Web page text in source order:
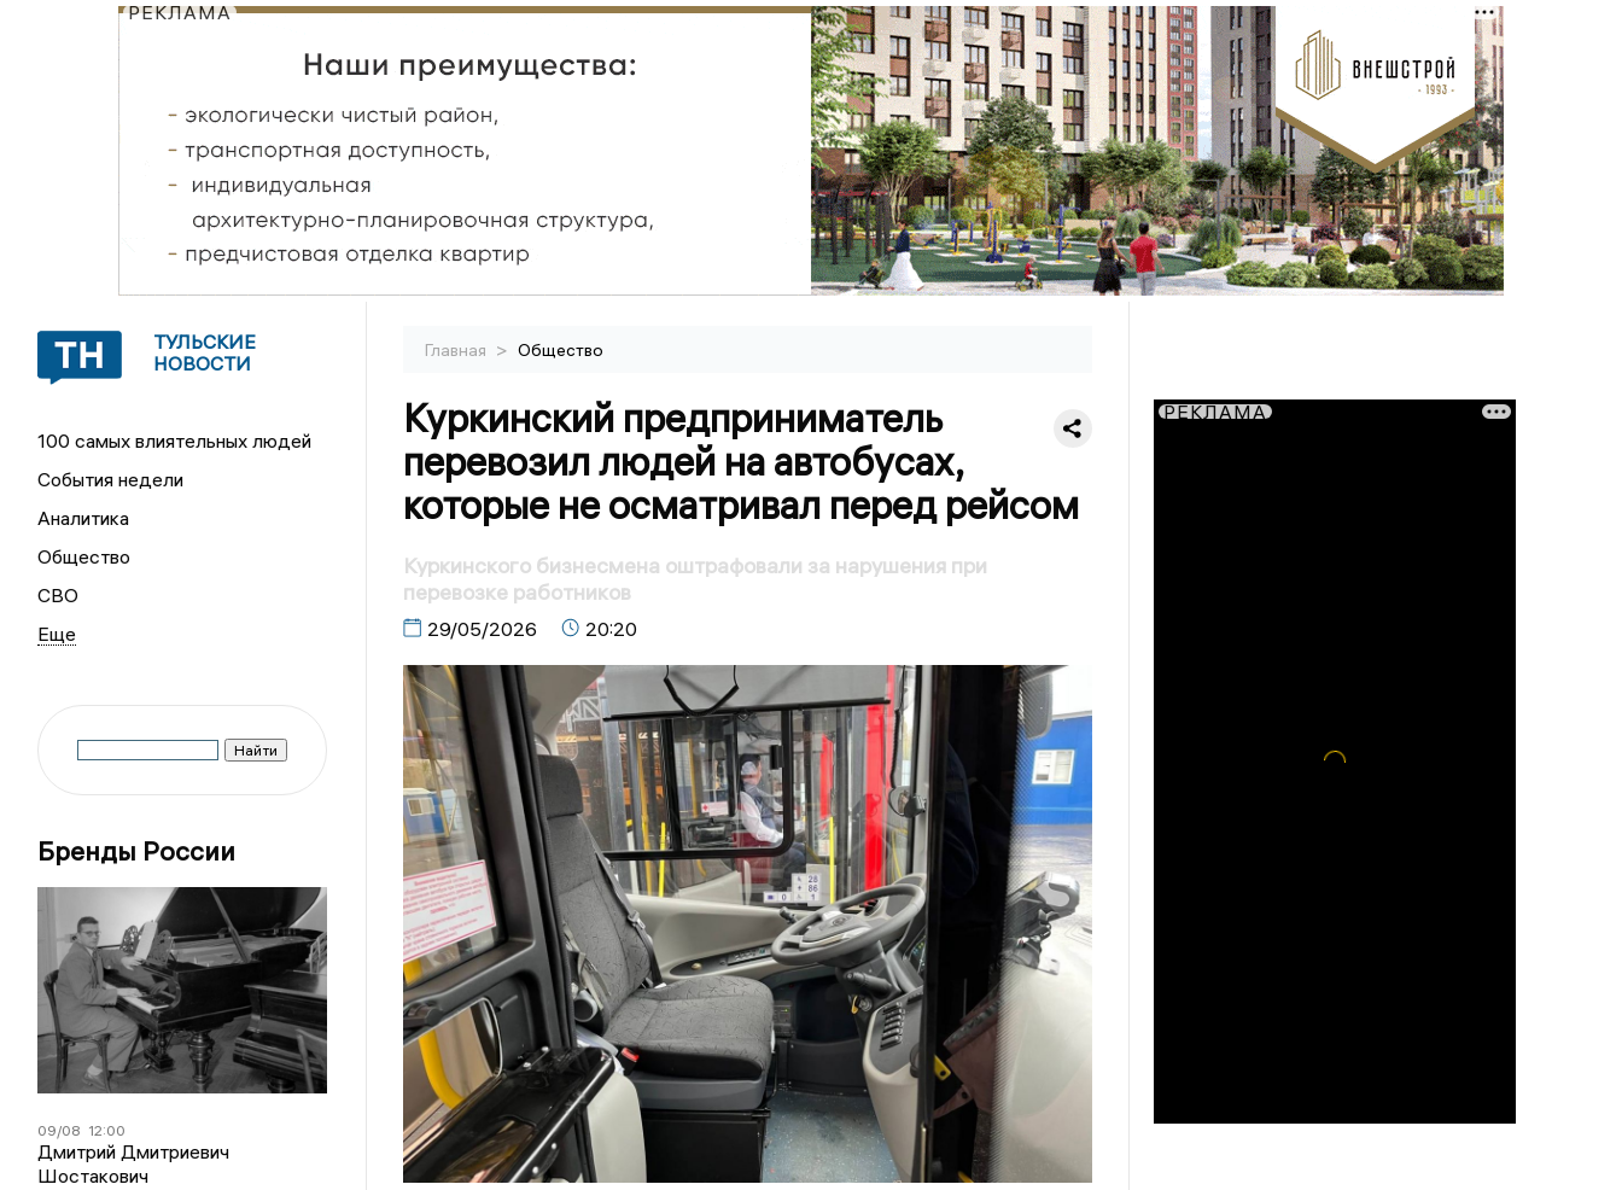
РЕКЛАМА
ТУЛЬСКИЕ
НОВОСТИ
100 самых влиятельных людей
События недели
Аналитика
Общество
СВО
Бренды России
09/08 12:00
Дмитрий Дмитриевич
Шостакович
Главная > Общество
Куркинский предприниматель
перевозил людей на автобусах,
которые не осматривал перед рейсом
Куркинского бизнесмена оштрафовали за нарушения при
перевозке работников
29/05/2026 20:20
РЕКЛАМА